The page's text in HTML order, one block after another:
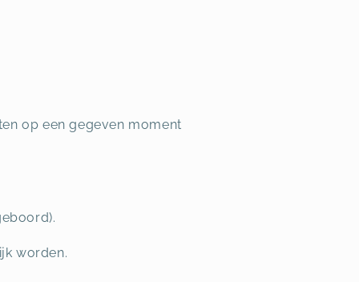
op een gegeven moment
worden.